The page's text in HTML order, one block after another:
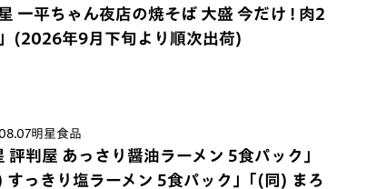
星 一平ちゃん夜店の焼そば 大盛 今だけ ! 肉2
(2026年9月下旬より順次出荷)
明星食品
評判屋 あっさり醤油ラーメン 5食パック」
すっきり塩ラーメン 5食パック」｢(同) まろ